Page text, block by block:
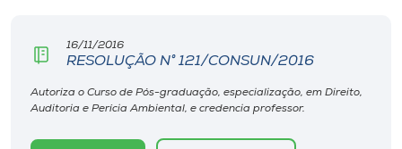
16/11/2016
RESOLUÇÃO N° 121/CONSUN/2016
Autoriza o Curso de Pós-graduação, especialização, em Direito,
Auditoria e Perícia Ambiental, e credencia professor.